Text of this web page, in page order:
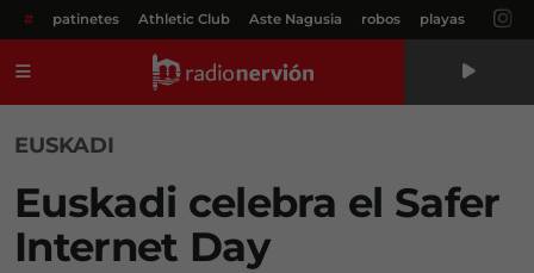
# patinetes Athletic Club Aste Nagusia robos playas
EUSKADI
Euskadi celebra el Safer
Internet Day